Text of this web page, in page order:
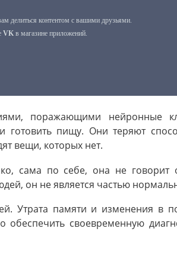
поражающими нейронные
пищу. Они теряют
вещи, которых нет.
сама по себе, она не говорит
он не является частью
Утрата памяти и изменения в
своевременную